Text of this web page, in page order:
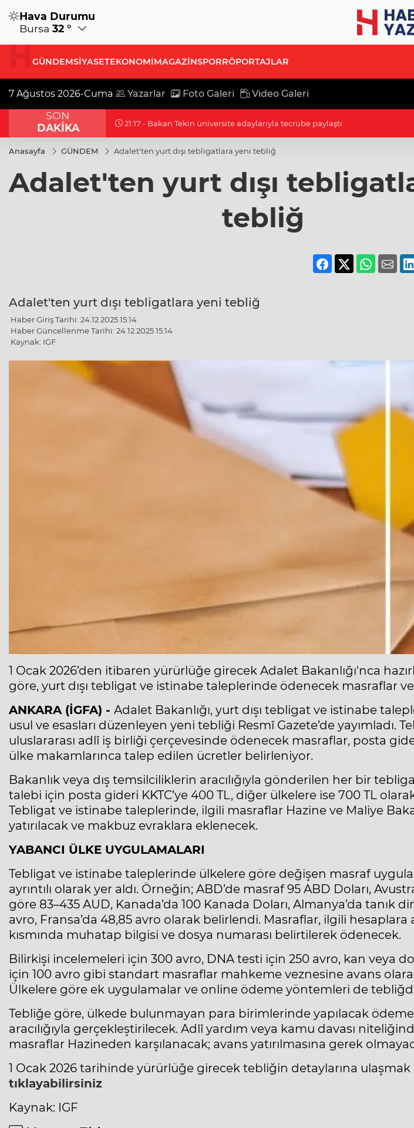
Hava Durumu
Bursa 32 °
GÜNDEMSİYASETEKONOMİMAGAZİNSPORRÖPORTAJLAR
7 Ağustos 2026-Cuma Yazarlar Foto Galeri Video Galeri
SON
DAKİKA
21:17 - Moritanyalı öğrencilerden MEB'e ziyaret
Anasayfa GÜNDEM Adalet'ten yurt dışı tebligatlara yeni tebliğ
Adalet'ten yurt dışı
tebliğ
Adalet'ten yurt dışı tebligatlara yeni tebliğ
Haber Giriş Tarihi: 24.12.2025 15:14
Haber Güncellenme Tarihi: 24.12.2025 15:14
Kaynak: IGF
1 Ocak 2026’den itibaren yürürlüğe girecek Adalet Bakanlığı'nca
göre, yurt dışı tebligat ve istinabe taleplerinde ödenecek masraflar
ANKARA (İGFA) - Adalet Bakanlığı, yurt dışı tebligat ve istinabe
usul ve esasları düzenleyen yeni tebliği Resmî Gazete’de yayımladı.
uluslararası adlî iş birliği çerçevesinde ödenecek masraflar, posta
ülke makamlarınca talep edilen ücretler belirleniyor.
Bakanlık veya dış temsilciliklerin aracılığıyla gönderilen her bir
talebi için posta gideri KKTC’ye 400 TL, diğer ülkelere ise 700 TL
Tebligat ve istinabe taleplerinde, ilgili masraflar Hazine ve Maliye
yatırılacak ve makbuz evraklara eklenecek.
YABANCI ÜLKE UYGULAMALARI
Tebligat ve istinabe taleplerinde ülkelere göre değişen masraf
ayrıntılı olarak yer aldı. Örneğin; ABD’de masraf 95 ABD Doları,
göre 83–435 AUD, Kanada’da 100 Kanada Doları, Almanya’da tanık
avro, Fransa’da 48,85 avro olarak belirlendi. Masraflar, ilgili hesaplara
kısmında muhatap bilgisi ve dosya numarası belirtilerek ödenecek.
Bilirkişi incelemeleri için 300 avro, DNA testi için 250 avro, kan veya
için 100 avro gibi standart masraflar mahkeme veznesine avans
Ülkelere göre ek uygulamalar ve online ödeme yöntemleri de
Tebliğe göre, ülkede bulunmayan para birimlerinde yapılacak
aracılığıyla gerçekleştirilecek. Adlî yardım veya kamu davası
masraflar Hazineden karşılanacak; avans yatırılmasına gerek
1 Ocak 2026 tarihinde yürürlüğe girecek tebliğin detaylarına ulaşmak
tıklayabilirsiniz
Kaynak: IGF